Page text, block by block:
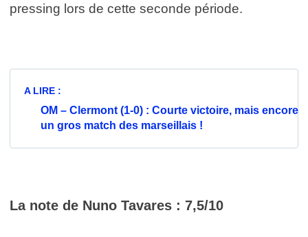
pressing lors de cette seconde période.
A LIRE :
OM – Clermont (1-0) : Courte victoire, mais encore
un gros match des marseillais !
La note de Nuno Tavares : 7,5/10